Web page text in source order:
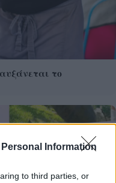
Information
to third parties, or
το